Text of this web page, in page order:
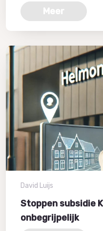
Meer
David Luijs
Stoppen subsidie
onbegrijpelijk